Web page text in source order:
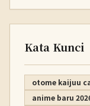
Kata Kunci
otome kaijuu
anime baru